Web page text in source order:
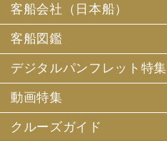
客船会社（日本船）
客船図鑑
デジタルパンフレット特集
動画特集
クルーズガイド